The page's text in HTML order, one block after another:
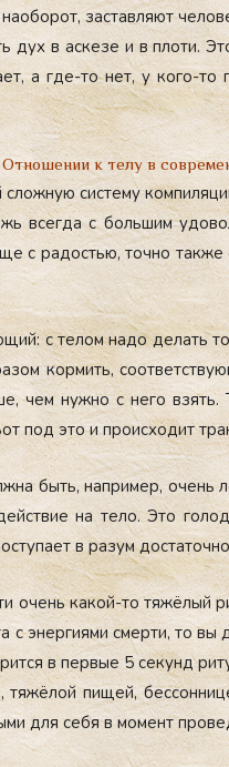
зас­тавля­ют
дух в ас­ке­зе и в пло­ти.
а где-то нет, у ко­го-
Отношении к телу в с
сис­те­му
всег­да с боль­шим
с ра­достью, точ­но так­же
с те­лом на­до де­лать
кор­мить,
чем нуж­но с не­го
под это и про­ис­хо­дит
быть, нап­ри­мер,
на те­ло. Это
в ра­зум
очень ка­кой-то тя­жёлый
с энер­ги­ями смер­ти, то
в пер­вые 5 се­кунд
пи­щей,
для се­бя в мо­мент